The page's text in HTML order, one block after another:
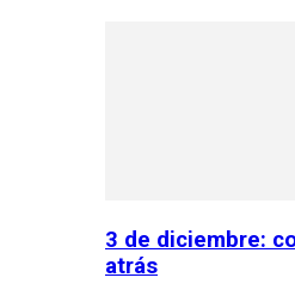
3 de diciembre:
atrás